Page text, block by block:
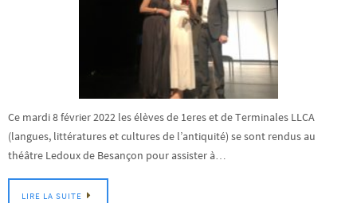
Ce mardi 8 février 2022 les élèves de 1eres et de Terminales LLCA
(langues, littératures et cultures de l’antiquité) se sont rendus au
théâtre Ledoux de Besançon pour assister à…
LIRE LA SUITE